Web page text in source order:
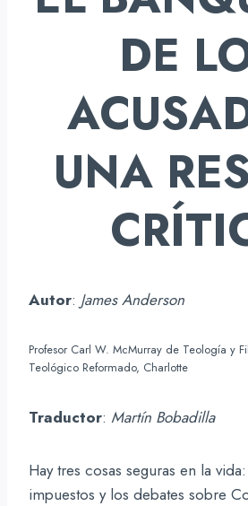
DE
UNA
Autor: James Anderson
Profesor Carl W. McMurray de Teología y
Teológico Reformado, Charlotte
Traductor: Martín Bobadilla
Hay tres cosas seguras en la
impuestos y los debates sobre